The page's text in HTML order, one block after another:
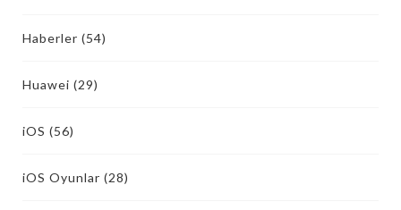
Haberler (54)
Huawei (29)
iOS (56)
iOS Oyunlar (28)